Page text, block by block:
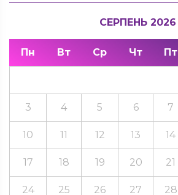
СЕРПЕНЬ 2026
Пн Вт Ср Чт Пт
3 4 5 6 7
10 11 12 13 14
17 18 19 20 21
24 25 26 27 28